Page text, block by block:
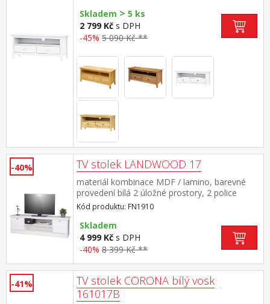
Skladem > 5 ks
2 799 Kč s DPH
-45% 5 090 Kč **
-40% TV stolek LANDWOOD 17
materiál kombinace MDF / lamino, barevné
provedení bílá 2 úložné prostory, 2 police
součást sestavy Landwood
Kód produktu: FN1910
Skladem
4 999 Kč s DPH
-40% 8 399 Kč **
-41%
TV stolek CORONA bílý vosk
161017B